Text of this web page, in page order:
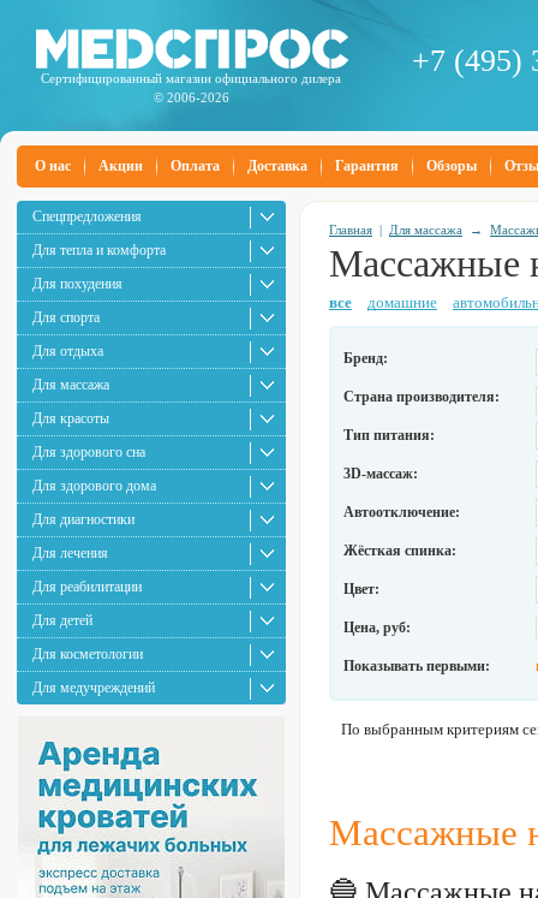
Сертифицированный магазин официального дилера
© 2006-2026
+7 (495)
О нас Акции Оплата Доставка Гарантия Обзоры
Спецпредложения
Для тепла и комфорта
Для похудения
Для спорта
Для отдыха
Для массажа
Для красоты
Для здорового сна
Для здорового дома
Для диагностики
Для лечения
Для реабилитации
Для детей
Для косметологии
Для медучреждений
Главная | Для массажа →
Массажные
все домашние
Бренд:
Страна производителя:
Тип питания:
3D-массаж:
Автоотключение:
Жёсткая спинка:
Цвет:
Цена, руб:
Показывать первыми:
По выбранным критериям
Массажные